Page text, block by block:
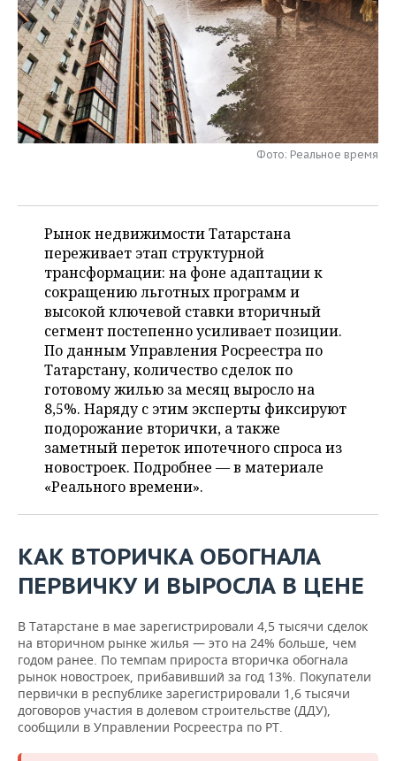
НЕФТЕХИМИЯ
НЕФТЬ
ОПК
ЭНЕРГЕТИКА
РОЗНИЧНАЯ ТОРГОВЛЯ
ТРАНСПОРТ
УСЛУГИ
НОВОСТИ ТЕХНОЛОГИЙ
IT
МЕДИА
МЕРОПРИЯТИЯ
НОВОСТИ МЕРОПРИЯТИЙ
ВЫЕЗДНАЯ РЕДАКЦИЯ
ОТКРЫТАЯ ЛЕКЦИЯ
СПОРТ
НОВОСТИ СПОРТА
БАСКЕТБОЛ
ВОЛЕЙБОЛ
КИБЕРСПОРТ
ФИГУРНОЕ КАТАНИЕ
ВОДНЫЕ ВИДЫ СПОРТА
ХОККЕЙ С МЯЧОМ
ОБЩЕСТВО
ИНФРАСТРУКТУРА
ИСТОРИЯ
КУЛЬТУРА
МЕДИЦИНА
ОБРАЗОВАНИЕ
ПРОИСШЕСТВИЯ
СПРАВОЧНИК
СПИСОК ПЕРСОН
СПИСОК КОМПАНИЙ
ПОЛНАЯ ВЕРСИЯ
Фото: Реальное время
Рынок недвижимости Татарстана
переживает этап структурной
трансформации: на фоне адаптации к
сокращению льготных программ и
высокой ключевой ставки вторичный
сегмент постепенно усиливает позиции.
По данным Управления Росреестра по
Татарстану, количество сделок по
готовому жилью за месяц выросло на
8,5%. Наряду с этим эксперты фиксируют
подорожание вторички, а также
заметный переток ипотечного спроса из
новостроек. Подробнее — в материале
«Реального времени».
КАК ВТОРИЧКА ОБОГНАЛА
ПЕРВИЧКУ И ВЫРОСЛА В ЦЕНЕ
В Татарстане в мае зарегистрировали 4,5 тысячи сделок
на вторичном рынке жилья — это на 24% больше, чем
годом ранее. По темпам прироста вторичка обогнала
рынок новостроек, прибавивший за год 13%. Покупатели
первички в республике зарегистрировали 1,6 тысячи
договоров участия в долевом строительстве (ДДУ),
сообщили в Управлении Росреестра по РТ.